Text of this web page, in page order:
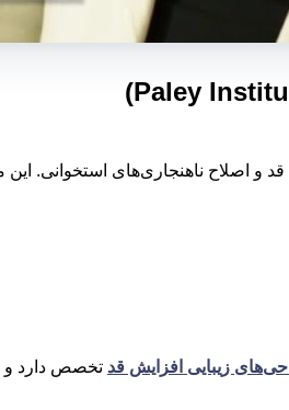
قد و اصلاح ناهنجاری‌های استخوانی.
زیبایی افزایش قد تخصص دارد و